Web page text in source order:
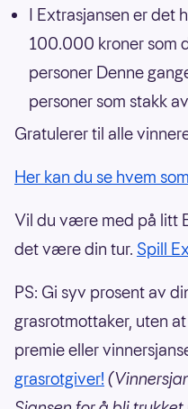
I Extrasjansen er det
100.000 kroner som
personer Denne
personer som stakk
Gratulerer til alle
Her kan du se hvem
Vil du være med på litt
det være din tur. Spill
PS: Gi syv prosent av
grasrotmottaker, uten
premie eller
grasrotgiver!